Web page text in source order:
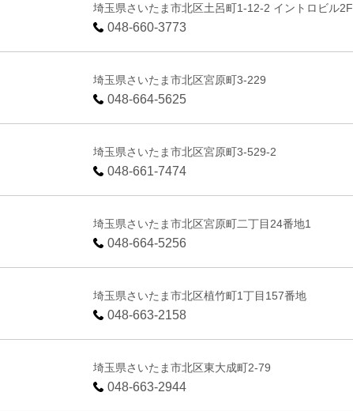
埼玉県さいたま市北区土呂町1-12-2 イントロビル2F
048-660-3773
埼玉県さいたま市北区宮原町3-229
048-664-5625
埼玉県さいたま市北区宮原町3-529-2
048-661-7474
埼玉県さいたま市北区宮原町二丁目24番地1
048-664-5256
埼玉県さいたま市北区植竹町1丁目157番地
048-663-2158
埼玉県さいたま市北区東大成町2-79
048-663-2944